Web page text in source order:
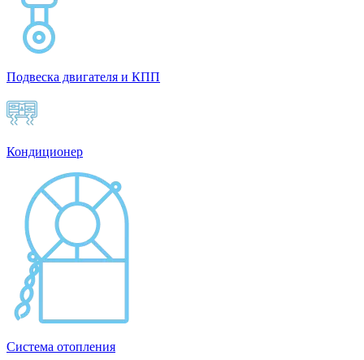
Подвеска двигателя и КПП
Кондиционер
Система отопления